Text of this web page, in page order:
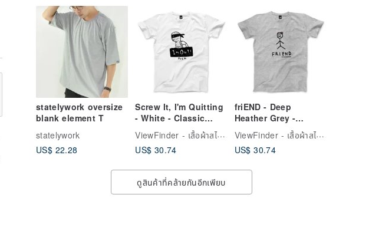
statelywork oversize
blank element T
statelywork
US$ 22.28
Screw It, I'm Quitting
- White - Classic
Crewneck T-Shirt
ViewFinder - เสื้อผ้าสไตล์ยูนิเซ็กส์และงานภาพกราฟิกสุดครีเอทีฟ
US$ 30.74
friEND - Deep
Heather Grey -
Classic Crewneck T-
Shirt
ViewFinder - เสื้อผ้าสไตล์ยูนิเซ็กส์และงานภาพกราฟิกสุดครีเอทีฟ
US$ 30.74
ดูสินค้าที่คล้ายกันอีกเพียบ